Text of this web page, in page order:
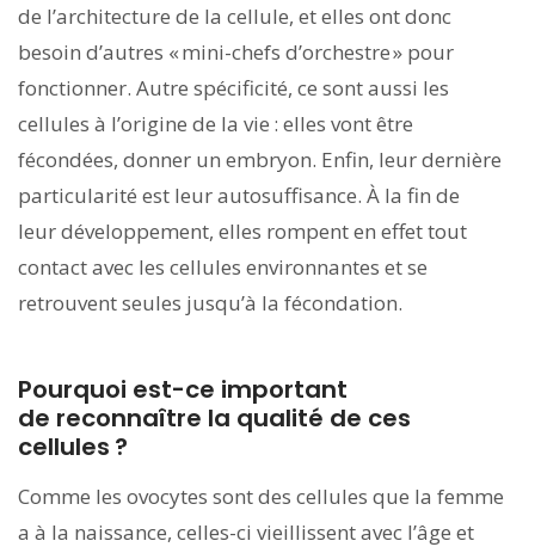
de l’architecture de la cellule, et elles ont donc
besoin d’autres « mini-chefs d’orchestre » pour
fonctionner. Autre spécificité, ce sont aussi les
cellules à l’origine de la vie : elles vont être
fécondées, donner un embryon. Enfin, leur dernière
particularité est leur autosuffisance. À la fin de
leur développement, elles rompent en effet tout
contact avec les cellules environnantes et se
retrouvent seules jusqu’à la fécondation.
Pourquoi est-ce important
de reconnaître la qualité de ces
cellules ?
Comme les ovocytes sont des cellules que la femme
a à la naissance, celles-ci vieillissent avec l’âge et